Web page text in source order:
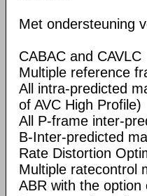
Met ondersteuning
CABAC and CAVLC
Multiple reference
All intra-predicted
of AVC High Profile)
All P-frame inter-
B-Inter-predicted
Rate Distortion
Multiple ratecontrol
ABR with the option